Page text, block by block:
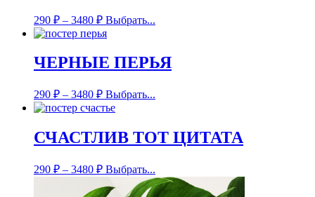
290 ₽ – 3480 ₽ Выбрать...
ЧЕРНЫЕ ПЕРЬЯ
290 ₽ – 3480 ₽ Выбрать...
СЧАСТЛИВ ТОТ ЦИТАТА
290 ₽ – 3480 ₽ Выбрать...